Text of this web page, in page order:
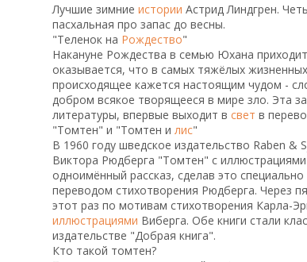
Лучшие зимние истории Астрид Линдгрен.
пасхальная про запас до весны.
"Теленок на Рождество"
Накануне Рождества в семью Юхана
оказывается, что в самых тяжёлых
происходящее кажется настоящим чудом -
добром всякое творящееся в мире зло. Эта
литературы, впервые выходит в свет в
"Томтен" и "Томтен и лис"
В 1960 году шведское издательство Raben
Виктора Рюдберга "Томтен" с
одноимённый рассказ, сделав это
переводом стихотворения Рюдберга. Через
этот раз по мотивам стихотворения Карла-
иллюстрациями Виберга. Обе книги стали
издательстве "Добрая книга".
Кто такой томтен?